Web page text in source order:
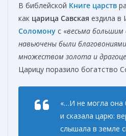
В библейской Книге царств
как царица Савская ездила в
Соломону с «весьма
навьючены были
множеством золота и
Царицу поразило богатство
«…И не могла она
и сказала царю:
слышала в земле